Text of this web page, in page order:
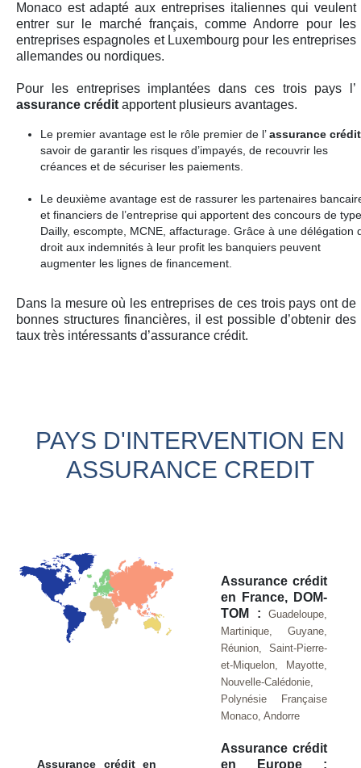
Monaco est adapté aux entreprises italiennes qui veulent
entrer sur le marché français, comme Andorre pour les
entreprises espagnoles et Luxembourg pour les entreprises
allemandes ou nordiques.
Pour les entreprises implantées dans ces trois pays l’
assurance crédit apportent plusieurs avantages.
Le premier avantage est le rôle premier de l’assurance
savoir de garantir les risques d’impayés, de recouvrir les
créances et de sécuriser les paiements.
Le deuxième avantage est de rassurer les partenaires
et financiers de l’entreprise qui apportent des concours de type
Dailly, escompte, MCNE, affacturage. Grâce à une délégation
droit aux indemnités à leur profit les banquiers peuvent
augmenter les lignes de financement.
Dans la mesure où les entreprises de ces trois pays ont de
bonnes structures financières, il est possible d’obtenir des
taux très intéressants d’assurance crédit.
PAYS D'INTERVENTION EN
ASSURANCE CREDIT
Assurance crédit
en France, DOM-
TOM : Guadeloupe,
Martinique, Guyane,
Réunion, Saint-Pierre-
et-Miquelon, Mayotte,
Nouvelle-Calédonie,
Polynésie Française
Monaco, Andorre
Assurance crédit
en Europe :
Assurance crédit en